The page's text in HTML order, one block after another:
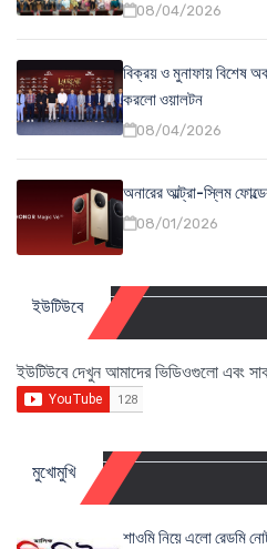
08/04/2026
বিক্রয় ও মুনাফায় বিশেষ
করলো ওয়ালটন
08/04/2026
অনারের আল্ট্রা-স্লিম
08/01/2026
ইউটিউবে
ইউটিউবে দেখুন আমাদের ভিডিওগুলো এবং
মুখোমুখি
শাওমি নিয়ে এলো রেডমি